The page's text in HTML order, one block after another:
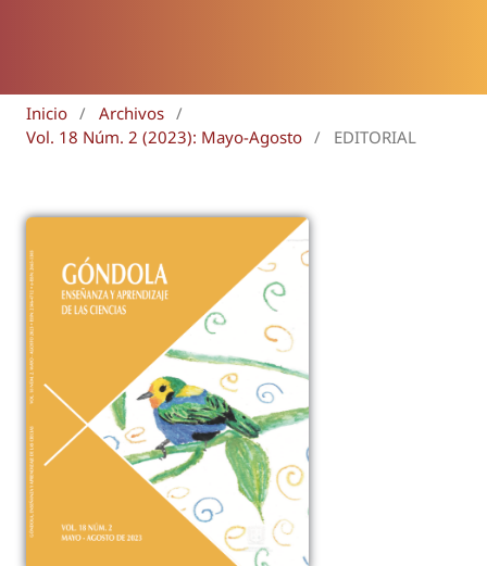
Inicio / Archivos /
Vol. 18 Núm. 2 (2023): Mayo-Agosto / EDITORIAL